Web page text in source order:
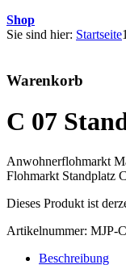
Shop
Sie sind hier: Startseite1
Warenkorb
C 07
Anwohnerflohmarkt
Flohmarkt Standplatz
Dieses Produkt ist
Artikelnummer: MJP-
Beschreibung